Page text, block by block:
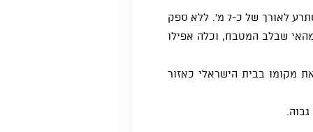
פרויקט בפרדסיה, מטבח יוקרתי במובן הרחב ביותר. עיצוב פורץ דרך ומעורר השראה של מטבח רחב היקף עם אי מרהיב ועוצמתי המשתרע לאורך של כ-7 מ’. ללא ספק
שבלב המטבח, וכלה אפילו
מקומו בבית הישראלי כאזור